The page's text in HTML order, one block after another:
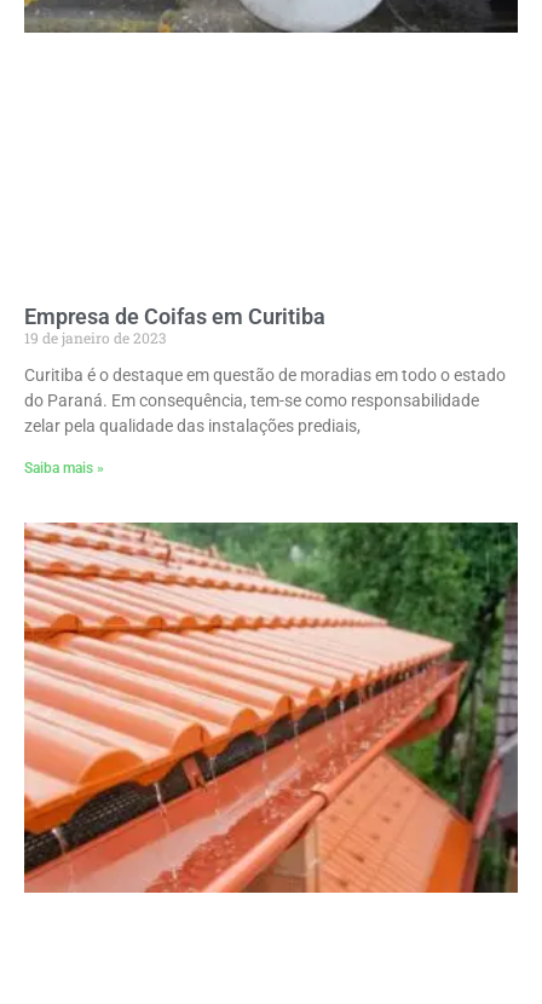
Empresa de Coifas em Curitiba
19 de janeiro de 2023
Curitiba é o destaque em questão de moradias em todo o estado
do Paraná. Em consequência, tem-se como responsabilidade
zelar pela qualidade das instalações prediais,
Saiba mais »